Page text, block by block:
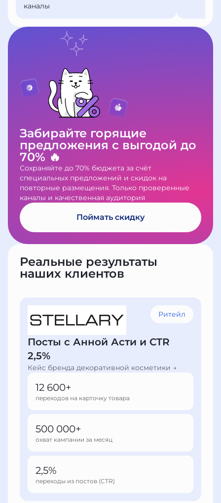
каналы
Забирайте горящие
предложения с выгодой до
70% 🔥
Сохраняйте до 70% бюджета за счёт
специальных предложений и скидок на
повторные размещения. Только проверенные
каналы и качественная аудитория
Поймать скидку
Реальные результаты
наших клиентов
Ритейл
Посты с Анной Асти и CTR
2,5%
Кейс бренда декоративной косметики →
12 600+
переходов на карточку товара
500 000+
охват кампании за месяц
2,5%
переходы из постов (CTR)